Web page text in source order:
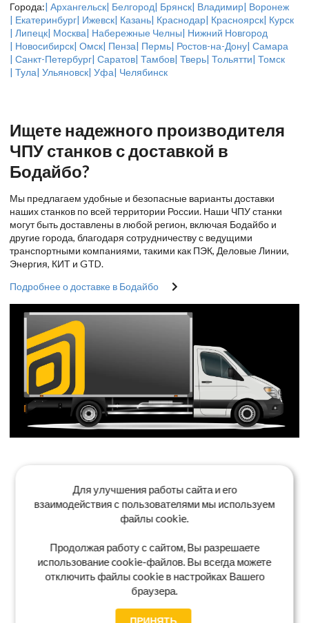
Города:| Архангельск| Белгород| Брянск| Владимир| Воронеж
| Екатеринбург| Ижевск| Казань| Краснодар| Красноярск| Курск
| Липецк| Москва| Набережные Челны| Нижний Новгород
| Новосибирск| Омск| Пенза| Пермь| Ростов-на-Дону| Самара
| Санкт-Петербург| Саратов| Тамбов| Тверь| Тольятти| Томск
| Тула| Ульяновск| Уфа| Челябинск
Ищете надежного производителя
ЧПУ станков с доставкой в
Бодайбо?
Мы предлагаем удобные и безопасные варианты доставки
наших станков по всей территории России. Наши ЧПУ станки
могут быть доставлены в любой регион, включая Бодайбо и
другие города, благодаря сотрудничеству с ведущими
транспортными компаниями, такими как ПЭК, Деловые Линии,
Энергия, КИТ и GTD.
Подробнее о доставке в Бодайбо
Для улучшения работы сайта и его
взаимодействия с пользователями мы используем
файлы cookie.
Продолжая работу с сайтом, Вы разрешаете
использование cookie-файлов. Вы всегда можете
отключить файлы cookie в настройках Вашего
браузера.
ПРИНЯТЬ